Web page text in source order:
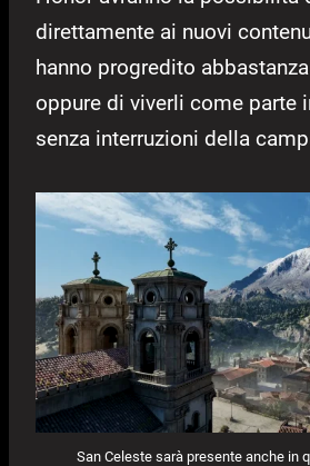
direttamente ai nuovi
hanno progredito
oppure di viverli come parte
senza interruzioni della
San Celeste sarà presente anche in